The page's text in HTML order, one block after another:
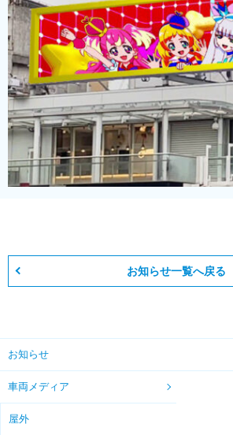
お知らせ一覧へ戻る
お知らせ
車両メディア
屋外